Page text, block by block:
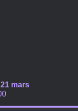
mars